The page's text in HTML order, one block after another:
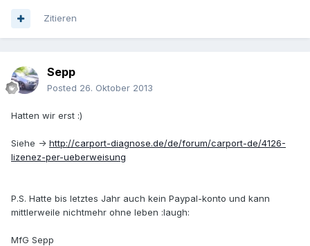
Zitieren
Sepp
Posted 26. Oktober 2013
Hatten wir erst :)
Siehe -> http://carport-diagnose.de/de/forum/carport-de/4126-
lizenez-per-ueberweisung
P.S. Hatte bis letztes Jahr auch kein Paypal-konto und kann
mittlerweile nichtmehr ohne leben :laugh:
MfG Sepp